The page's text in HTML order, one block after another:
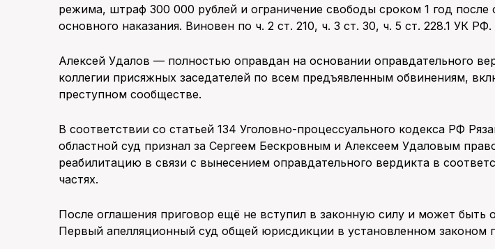
режима, штраф 300 000 рублей и ограничение свободы сроком 1 год после
основного наказания. Виновен по ч. 2 ст. 210, ч. 3 ст. 30, ч. 5 ст. 228.1 УК РФ.
Алексей Удалов — полностью оправдан на основании оправдательного
коллегии присяжных заседателей по всем предъявленным обвинениям,
преступном сообществе.
В соответствии со статьей 134 Уголовно-процессуального кодекса РФ
областной суд признал за Сергеем Бескровным и Алексеем Удаловым
реабилитацию в связи с вынесением оправдательного вердикта в
частях.
После оглашения приговор ещё не вступил в законную силу и может быть
Первый апелляционный суд общей юрисдикции в установленном законом